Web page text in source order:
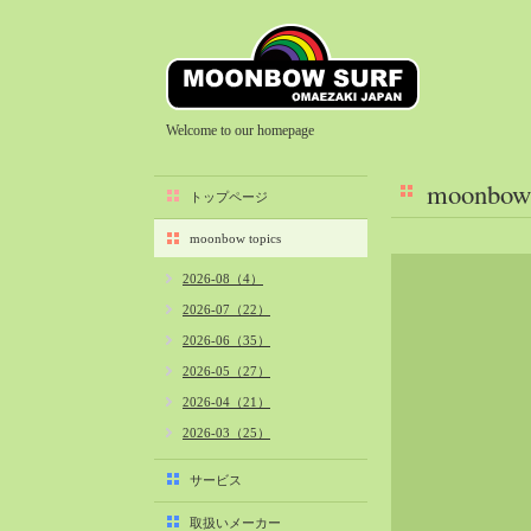
Welcome to our homepage
トップページ
moonbow topics
2026-08（4）
2026-07（22）
2026-06（35）
2026-05（27）
2026-04（21）
2026-03（25）
2026-02（22）
2025-12（34）
サービス
取扱いメーカー